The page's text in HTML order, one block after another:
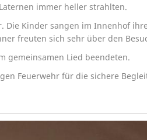
immer heller strahlten.
Die Kinder sangen im Innenhof
freuten sich sehr über den
gemeinsamen Lied beendeten.
Feuerwehr für die sichere